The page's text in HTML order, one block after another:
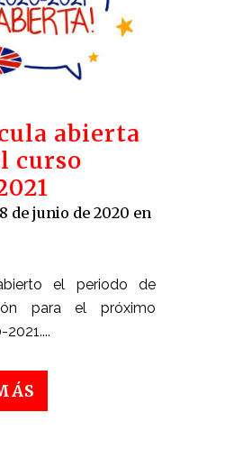
abierta
curso
de junio de 2020 en
el periodo de
para el próximo